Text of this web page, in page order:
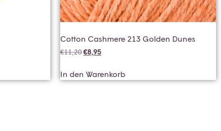
Cotton Cashmere 213 Golden Dunes
€11,20€8,95
In den Warenkorb